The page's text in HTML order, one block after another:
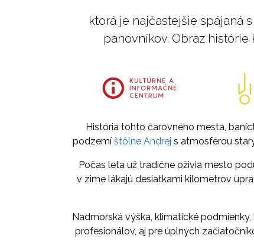
ktorá je najčastejšie spájaná
panovníkov. Obraz
História tohto čarovného mesta,
podzemí štôlne Andrej s atmosférou
Počas leta už tradične oživia mesto
v zime lákajú desiatkami kilometrov
Nadmorská výška, klimatické
profesionálov, aj pre úplných